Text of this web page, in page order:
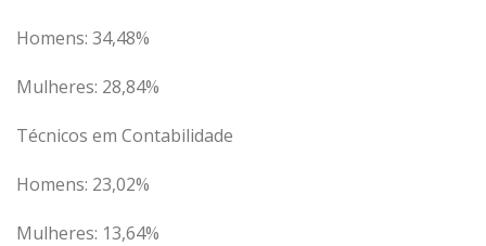
Homens: 34,48%
Mulheres: 28,84%
Técnicos em Contabilidade
Homens: 23,02%
Mulheres: 13,64%